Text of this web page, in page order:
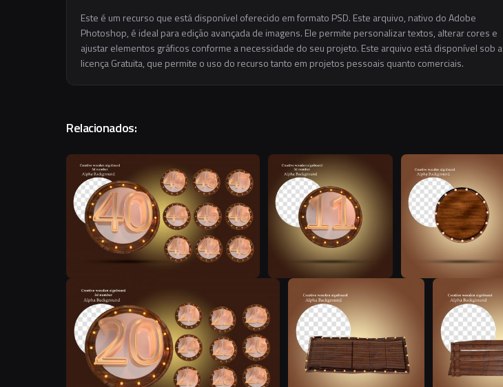
Este é um recurso que está disponível oferecido em formato PSD. Este arquivo, nativo do Adobe
Photoshop, é ideal para edição avançada de imagens. Ele permite personalizar textos, alterar cores e
ajustar elementos gráficos conforme a necessidade do seu projeto. Este arquivo está disponível sob a
licença Gratuita, que permite o uso do recurso tanto em projetos pessoais quanto comerciais.
Relacionados:
N N